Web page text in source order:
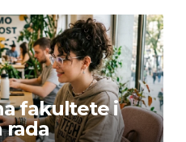
fakultete i
rada